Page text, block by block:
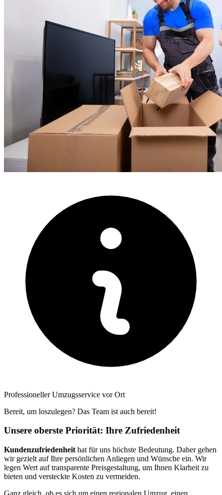
Professioneller Umzugsservice vor Ort
Bereit, um loszulegen? Das Team ist auch bereit!
Unsere oberste Priorität: Ihre Zufriedenheit
Kundenzufriedenheit hat für uns höchste Bedeutung. Daher gehen
wir gezielt auf Ihre persönlichen Anliegen und Wünsche ein. Wir
legen Wert auf transparente Preisgestaltung, um Ihnen Klarheit zu
bieten und versteckte Kosten zu vermeiden.